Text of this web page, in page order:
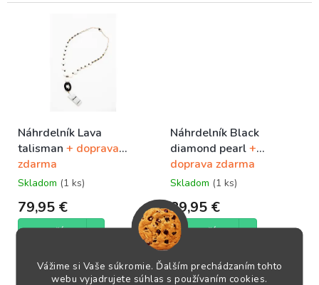
Vážime si Vaše súkromie. Ďalším prechádzaním tohto
webu vyjadrujete súhlas s používaním cookies.
Náhrdelník Lava
talisman + doprava
zdarma
Skladom (1 ks)
79,95 €
Šachový náhrdelník Lava
talisman bol ručne vyrobený
Náhrdelník Black
diamond pearl+
doprava zdarma
Skladom (1 ks)
89,95 €
DO KOŠÍKA
Šachový náhrdelník Black
diamond pearl bol ručne